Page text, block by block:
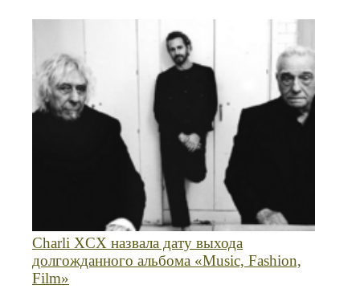
Charli XCX назвала дату выхода
долгожданного альбома «Music, Fashion,
Film»